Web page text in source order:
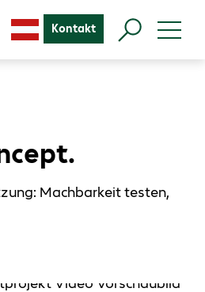
Kontakt
Machbarkeit testen,